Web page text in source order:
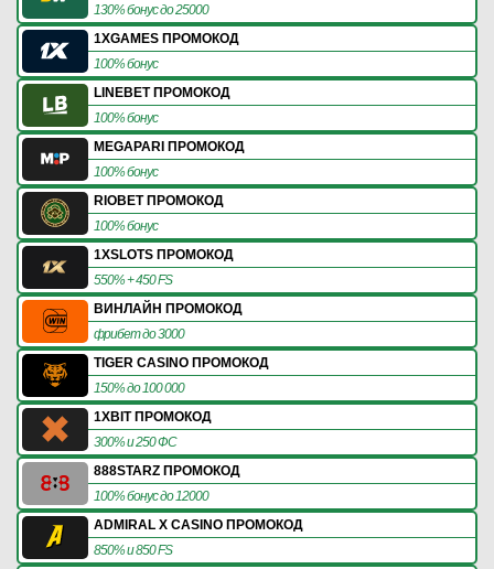
130% бонус до 25000
1XGAMES ПРОМОКОД
100% бонус
LINEBET ПРОМОКОД
100% бонус
MEGAPARI ПРОМОКОД
100% бонус
RIOBET ПРОМОКОД
100% бонус
1XSLOTS ПРОМОКОД
550% + 450 FS
ВИНЛАЙН ПРОМОКОД
фрибет до 3000
TIGER CASINO ПРОМОКОД
150% до 100 000
1XBIT ПРОМОКОД
300% и 250 ФС
888STARZ ПРОМОКОД
100% бонус до 12000
ADMIRAL X CASINO ПРОМОКОД
850% и 850 FS